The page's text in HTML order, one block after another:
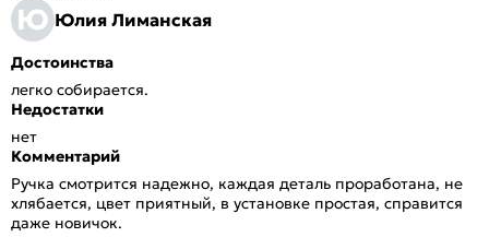
Ю Юлия Лиманская
Достоинства
легко собирается.
Недостатки
нет
Комментарий
Ручка смотрится надежно, каждая деталь проработана, не
хлябается, цвет приятный, в установке простая, справится
даже новичок.